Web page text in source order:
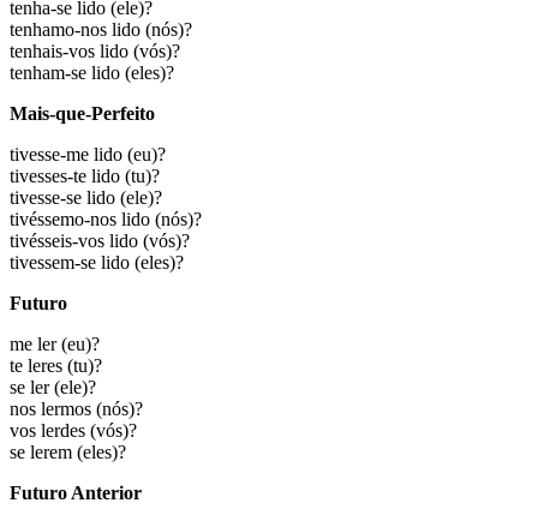
tenha-se lido (ele)?
tenhamo-nos lido (nós)?
tenhais-vos lido (vós)?
tenham-se lido (eles)?
Mais-que-Perfeito
tivesse-me lido (eu)?
tivesses-te lido (tu)?
tivesse-se lido (ele)?
tivéssemo-nos lido (nós)?
tivésseis-vos lido (vós)?
tivessem-se lido (eles)?
Futuro
me ler(eu)?
te leres (tu)?
se ler(ele)?
nos lermos (nós)?
vos lerdes (vós)?
se lerem (eles)?
Futuro Anterior